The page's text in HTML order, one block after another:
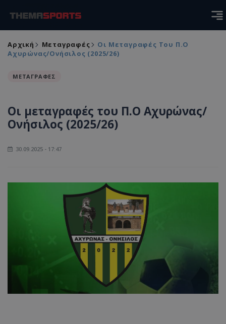
Αρχική Μεταγραφές
Οι Μεταγραφές Του Π.Ο
Αχυρώνας/Ονήσιλος (2025/26)
ΜΕΤΑΓΡΑΦΕΣ
Οι μεταγραφές του Π.Ο Αχυρώνας/
Ονήσιλος (2025/26)
30.09.2025 - 17:47